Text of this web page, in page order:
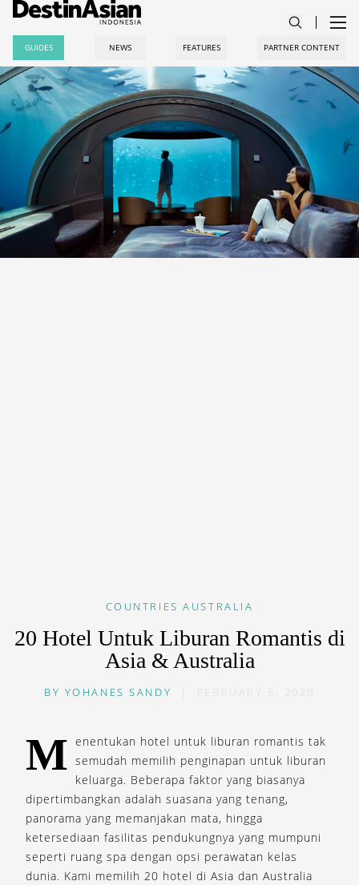
GUIDES NEWS FEATURES PARTNER CONTENT
COUNTRIES AUSTRALIA
20 Hotel Untuk Liburan Romantis di
Asia & Australia
BY YOHANES SANDY FEBRUARY 5, 2020
M enentukan hotel untuk liburan romantis tak
semudah memilih penginapan untuk liburan
keluarga. Beberapa faktor yang biasanya
dipertimbangkan adalah suasana yang tenang,
panorama yang memanjakan mata, hingga
ketersediaan fasilitas pendukungnya yang mumpuni
seperti ruang spa dengan opsi perawatan kelas
dunia. Kami memilih 20 hotel di Asia dan Australia